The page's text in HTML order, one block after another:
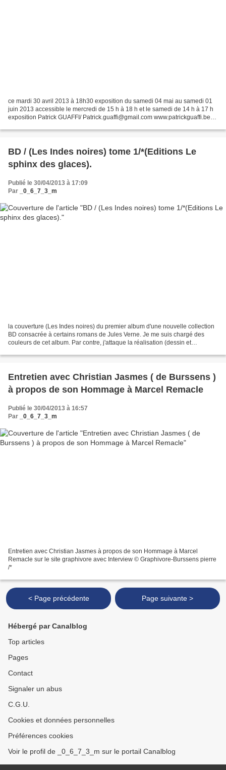
ce mardi 30 avril 2013 à 18h30 exposition du samedi 04 mai au samedi 01
juin 2013 accessible le mercredi de 15 h à 18 h et le samedi de 14 h à 17 h
exposition Patrick GUAFFI/ Patrick.guaffi@gmail.com www.patrickguaffi.be
BD / (Les Indes noires) tome 1/*(Editions Le
sphinx des glaces).
Publié le 30/04/2013 à 17:09
Par
_0_6_7_3_m
la couverture (Les Indes noires) du premier album d'une nouvelle collection
BD consacrée à certains romans de Jules Verne. Je me suis chargé des
couleurs de cet album. Par contre, j'attaque la réalisation (dessin et
Entretien avec Christian Jasmes ( de Burssens )
à propos de son Hommage à Marcel Remacle
Publié le 30/04/2013 à 16:57
Par
_0_6_7_3_m
Entretien avec Christian Jasmes à propos de son Hommage à Marcel
Remacle sur le site graphivore avec Interview © Graphivore-Burssens pierre
/*
< Page précédente Page suivante >
Hébergé par Canalblog
Top articles
Pages
Contact
Signaler un abus
C.G.U.
Cookies et données personnelles
Préférences cookies
Voir le profil de _0_6_7_3_m sur le portail Canalblog